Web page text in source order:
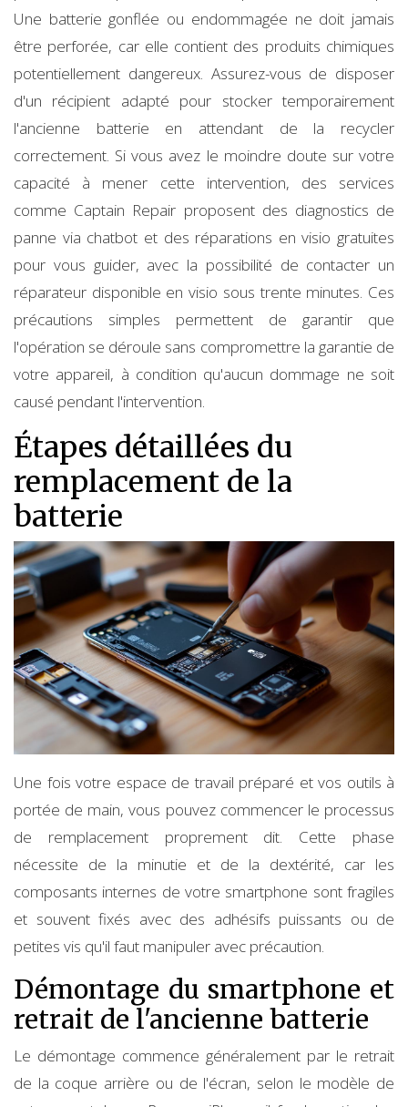
Une batterie gonflée ou endommagée ne doit jamais
être perforée, car elle contient des produits chimiques
potentiellement dangereux. Assurez-vous de disposer
d'un récipient adapté pour stocker temporairement
l'ancienne batterie en attendant de la recycler
correctement. Si vous avez le moindre doute sur votre
capacité à mener cette intervention, des services
comme Captain Repair proposent des diagnostics de
panne via chatbot et des réparations en visio gratuites
pour vous guider, avec la possibilité de contacter un
réparateur disponible en visio sous trente minutes. Ces
précautions simples permettent de garantir que
l'opération se déroule sans compromettre la garantie de
votre appareil, à condition qu'aucun dommage ne soit
causé pendant l'intervention.
Étapes détaillées du
remplacement de la
batterie
Une fois votre espace de travail préparé et vos outils à
portée de main, vous pouvez commencer le processus
de remplacement proprement dit. Cette phase
nécessite de la minutie et de la dextérité, car les
composants internes de votre smartphone sont fragiles
et souvent fixés avec des adhésifs puissants ou de
petites vis qu'il faut manipuler avec précaution.
Démontage du smartphone et
retrait de l'ancienne batterie
Le démontage commence généralement par le retrait
de la coque arrière ou de l'écran, selon le modèle de